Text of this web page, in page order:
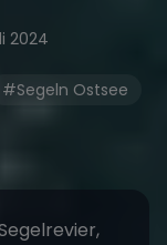
2024
#Segeln Ostsee